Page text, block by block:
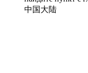
中国大陆